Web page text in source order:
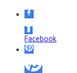
Facebook